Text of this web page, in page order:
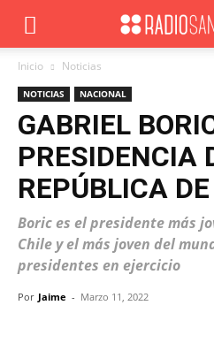
Inicio Noticias
NOTICIAS NACIONAL
GABRIEL
PRESIDENCIA
REPÚBLICA
Boric es el presidente más
Chile y el más joven del
presidentes en ejercicio
Por Jaime - Marzo 11, 2022